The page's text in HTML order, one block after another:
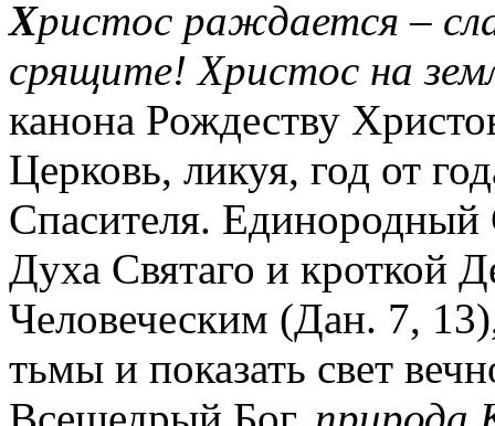
Христос раждается –
срящите! Христос на
канона Рождеству
Церковь, ликуя, год от
Спасителя.
Духа Святаго и кроткой
Человеческим (Дан. 7,
тьмы и показать свет